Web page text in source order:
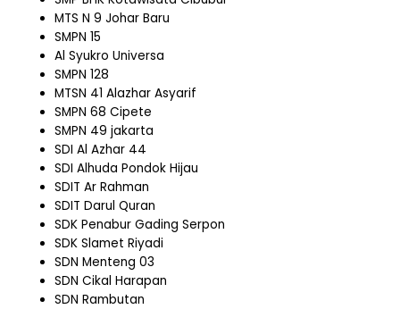
MTS N 9 Johar Baru
SMPN 15
Al Syukro Universa
SMPN 128
MTSN 41 Alazhar Asyarif
SMPN 68 Cipete
SMPN 49 jakarta
SDI Al Azhar 44
SDI Alhuda Pondok Hijau
SDIT Ar Rahman
SDIT Darul Quran
SDK Penabur Gading Serpon
SDK Slamet Riyadi
SDN Menteng 03
SDN Cikal Harapan
SDN Rambutan